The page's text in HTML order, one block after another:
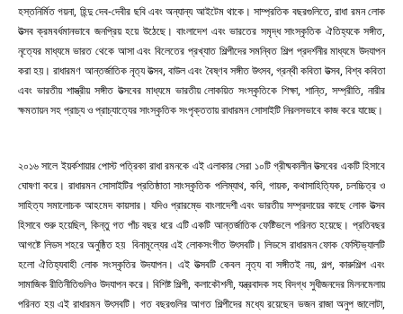
হস্তনির্মিত গয়না, হিন্দু দেব-দেবীর ছবি এবং অন্যান্য আইটেম থাকে। সাম্প্রতিক বছরগুলিতে, রাধা রমন লোক
উত্সব ক্রমবর্ধমানভাবে জনপ্রিয় হয়ে উঠেছে। বাংলাদেশ এবং ভারতের সমৃদ্ধ সাংস্কৃতিক ঐতিহ্যকে সঙ্গীত,
নৃত্যের মাধ্যমে ভারত থেকে আসা এবং বিলেতের প্রখ্যাত শিল্পীদের সমন্বিত শিল্প প্রদর্শনীর মাধ্যমে উদযাপন
করা হয়। রাধারমণ আন্তর্জাতিক নৃত্য উত্সব, বাউল এবং বৈষ্ণব সঙ্গীত উৎসব, গ্রন্থী কবিতা উত্সব, বিশ্ব কবিতা
এবং ভারতীয় শাস্ত্রীয় সঙ্গীত উত্সবের মাধ্যমে ভারতীয় লোকয়িত সংস্কৃতিকে শিক্ষা, শান্তি, সম্প্রীতি, নারীর
ক্ষমতায়ন সহ প্রাচ্য ও প্রাচ্যাত্যের সাংস্কৃতিক সংপৃক্ততায় রাধারমন সোসাইটি নিরলসভাবে কাজ করে যাচ্ছে।
২০১৬ সালে ইয়র্কশায়ার পোস্ট পত্রিকা রাধা রমনকে এই এলাকার সেরা ১০টি গ্রীষ্মকালীন উত্সবের একটি হিসাবে
ঘোষণা করে। রাধারমন সোসাইটির প্রতিষ্ঠাতা সাংস্কৃতিক পলিম্যাথ, কবি, গায়ক, কথাসাহিত্যিক, চলচ্চিত্র ও
সাহিত্য সমালোচক আহমেদ কায়সার। যদিও প্রারম্ভে বাংলাদেশী এবং ভারতীয় সম্প্রদায়ের কাছে লোক উত্সব
হিসাবে শুরু হয়েছিল, কিন্তু গত পাঁচ বছর ধরে এটি একটি আন্তর্জাতিক ফেষ্টিভলে পরিনত হয়েছে। প্রতিবছর
আগষ্টে লিডস শহরে অনুষ্ঠিত হয় বিনামূল্যের এই লোকসংগীত উৎসবটি। লিডসে রাধারমন ফোক ফেস্টিভ্যালটি
হলো ঐতিহ্যবাহী লোক সংস্কৃতির উদযাপন। এই উত্সবটি কেবল নৃত্য বা সঙ্গীতই নয়, গল্প, কারুশিল্প এবং
সামাজিক রীতিনীতিগুলিও উদযাপন করে। বিশিষ্ট শিল্পী, কলাকৌশলী, যন্ত্রবাদক সহ বিদগ্ধ সুধীজনদের মিলনমেলায়
পরিনত হয় এই রাধারমন উৎসবটি। গত বছরগুলির আগত শিল্পীদের মধ্যে রয়েছেন ভজন রাজা অনুপ জালোটা,